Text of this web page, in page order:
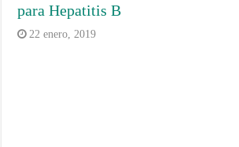
para Hepatitis B
22 enero, 2019